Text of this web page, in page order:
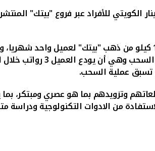
الكويتي للأفرادعبر فروع "بيتك"
كويتي لعميل واحد كل ربع سنة، وبذلك يصل مجموع العملاء الفائزين الى 536
وتزويدهم بما هو عصري ومبتكر،
من الادوات التكنولوجية ودراسة